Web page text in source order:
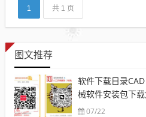
1 共 1 页
图文推荐
软件下载目录
械软件安装包下
07/22